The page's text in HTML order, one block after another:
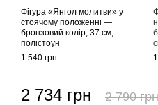
Фігура «Янгол молитви» у
стоячому положенні —
бронзовий колір, 37 см,
полістоун
1 540 грн
2 734 грн 2 790 грн